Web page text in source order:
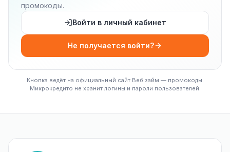
промокоды.
Войти в личный кабинет
Не получается войти?
Кнопка ведёт на официальный сайт Веб займ — промокоды.
Микрокредито не хранит логины и пароли пользователей.